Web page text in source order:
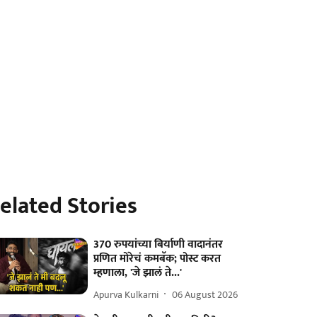
Stories
370 रुपयांच्या बिर्याणी वादानंतर
प्रणित मोरेचं कमबॅक; पोस्ट करत
म्हणाला, 'जे झालं ते...'
Apurva Kulkarni 06 August 2026